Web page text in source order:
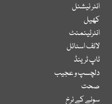
انٹر نیشنل
کھیل
انٹرٹینمنٹ
لائف اسٹائل
ٹاپ ٹرینڈ
دلچسپ و عجیب
صحت
سونے کے نرخ